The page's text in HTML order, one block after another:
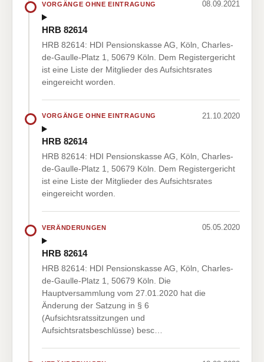
VORGÄNGE OHNE EINTRAGUNG 08.09.2021
HRB 82614
HRB 82614: HDI Pensionskasse AG, Köln, Charles-
de-Gaulle-Platz 1, 50679 Köln. Dem Registergericht
ist eine Liste der Mitglieder des Aufsichtsrates
eingereicht worden.
VORGÄNGE OHNE EINTRAGUNG 21.10.2020
HRB 82614
HRB 82614: HDI Pensionskasse AG, Köln, Charles-
de-Gaulle-Platz 1, 50679 Köln. Dem Registergericht
ist eine Liste der Mitglieder des Aufsichtsrates
eingereicht worden.
VERÄNDERUNGEN 05.05.2020
HRB 82614
HRB 82614: HDI Pensionskasse AG, Köln, Charles-
de-Gaulle-Platz 1, 50679 Köln. Die
Hauptversammlung vom 27.01.2020 hat die
Änderung der Satzung in § 6
(Aufsichtsratssitzungen und
Aufsichtsratsbeschlüsse) besc…